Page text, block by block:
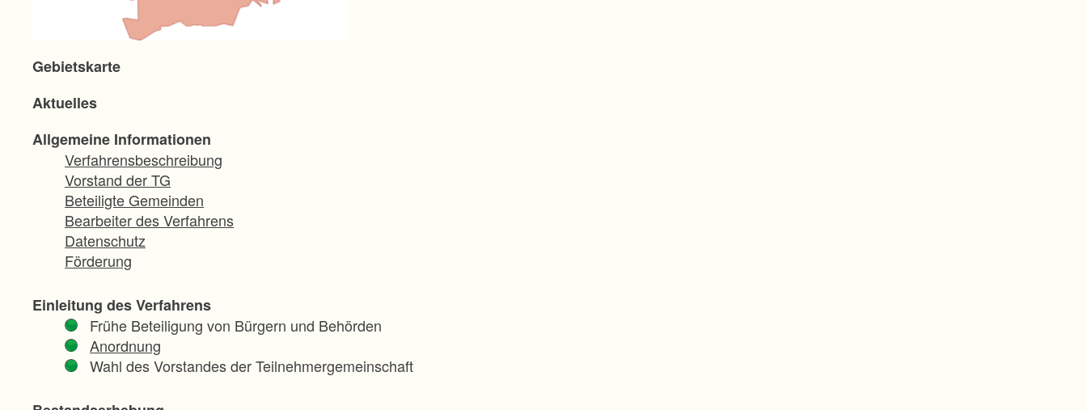
Gebietskarte
Aktuelles
Allgemeine Informationen
Verfahrensbeschreibung
Vorstand der TG
Beteiligte Gemeinden
Bearbeiter des Verfahrens
Datenschutz
Förderung
Einleitung des Verfahrens
Frühe Beteiligung von Bürgern und Behörden
Anordnung
Wahl des Vorstandes der Teilnehmergemeinschaft